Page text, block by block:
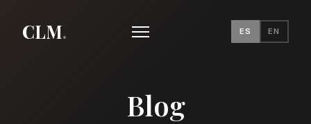
CLM. ES EN
Blog